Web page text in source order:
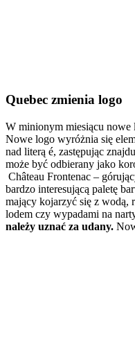
Quebec zmienia logo
W minionym miesiącu nowe
Nowe logo wyróżnia się
nad literą é, zastępując
może być odbierany jako
Château Frontenac –
bardzo interesującą paletę
mający kojarzyć się z wodą,
lodem czy wypadami na
należy uznać za udany.